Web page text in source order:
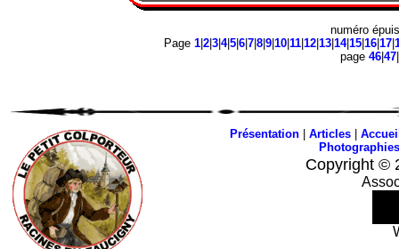
numéro
Page 1| 2| 3| 4|5| 6| 7| 8| 9| 10| 11| 12| 13| 14|15| 16| 17|
page 46 47
Présentation| Articles|
Photographies
Copyright ©